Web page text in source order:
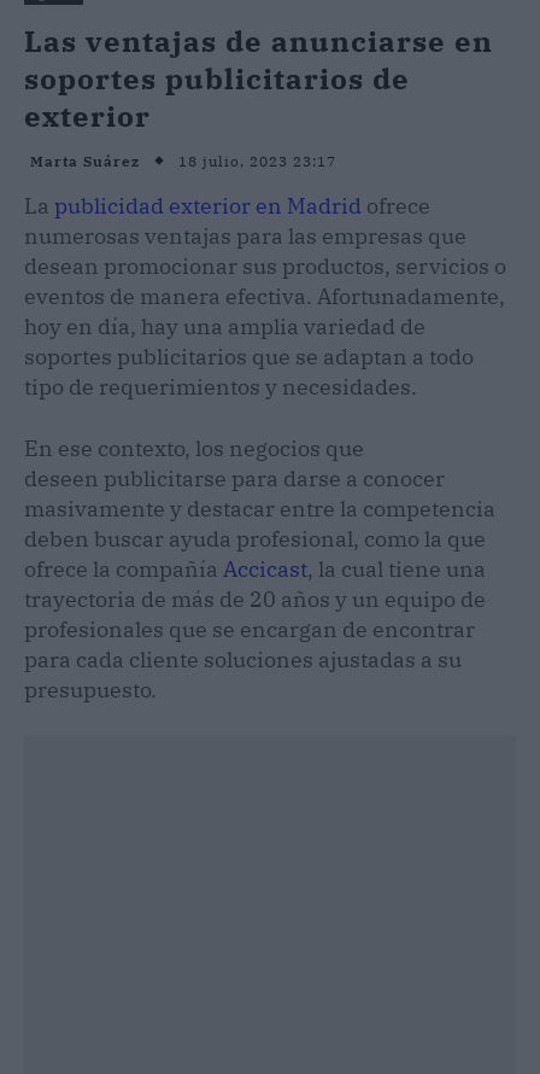
Las ventajas de anunciarse en
soportes publicitarios de
exterior
Marta Suárez 18 julio, 2023 23:17
La publicidad exterior en Madrid ofrece
numerosas ventajas para las empresas que
desean promocionar sus productos, servicios o
eventos de manera efectiva. Afortunadamente,
hoy en día, hay una amplia variedad de
soportes publicitarios que se adaptan a todo
tipo de requerimientos y necesidades.
En ese contexto, los negocios que
deseen publicitarse para darse a conocer
masivamente y destacar entre la competencia
deben buscar ayuda profesional, como la que
ofrece la compañía Accicast, la cual tiene una
trayectoria de más de 20 años y un equipo de
profesionales que se encargan de encontrar
para cada cliente soluciones ajustadas a su
presupuesto.